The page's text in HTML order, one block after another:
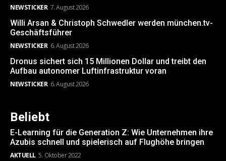
NEWSTICKER 7. August 2026
Willi Arsan & Christoph Schwedler werden münchen.tv-
Geschäftsführer
NEWSTICKER 6. August 2026
Dronus sichert sich 15 Millionen Dollar und treibt den
Aufbau autonomer Luftinfrastruktur voran
NEWSTICKER 6. August 2026
Beliebt
E-Learning für die Generation Z: Wie Unternehmen ihre
Azubis schnell und spielerisch auf Flughöhe bringen
AKTUELL 5. Oktober 2022